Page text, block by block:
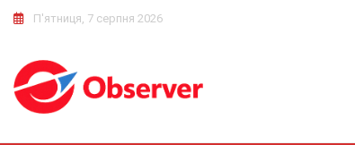
П'ятниця, 7 серпня 2026